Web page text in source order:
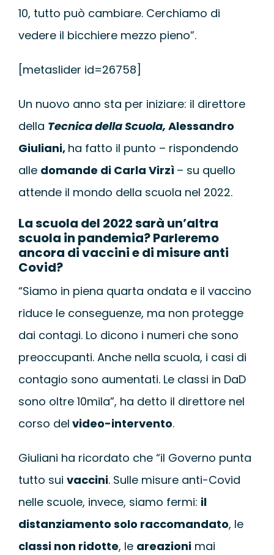
10, tutto può cambiare. Cerchiamo di
vedere il bicchiere mezzo pieno”.
[metaslider id=26758]
Un nuovo anno sta per iniziare: il direttore
della Tecnica della Scuola, Alessandro
Giuliani, ha fatto il punto – rispondendo
alle domande di Carla Virzì – su quello
attende il mondo della scuola nel 2022.
La scuola del 2022 sarà un’altra
scuola in pandemia? Parleremo
ancora di vaccini e di misure anti
Covid?
“Siamo in piena quarta ondata e il vaccino
riduce le conseguenze, ma non protegge
dai contagi. Lo dicono i numeri che sono
preoccupanti. Anche nella scuola, i casi di
contagio sono aumentati. Le classi in DaD
sono oltre 10mila”, ha detto il direttore nel
corso del video-intervento.
Giuliani ha ricordato che “il Governo punta
tutto sui vaccini. Sulle misure anti-Covid
nelle scuole, invece, siamo fermi: il
distanziamento solo raccomandato, le
classi non ridotte, le areazionimai